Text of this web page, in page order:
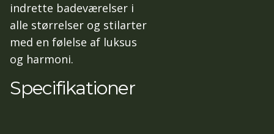
indrette badeværelser i
alle størrelser og stilarter
med en følelse af luksus
og harmoni.
Specifikationer